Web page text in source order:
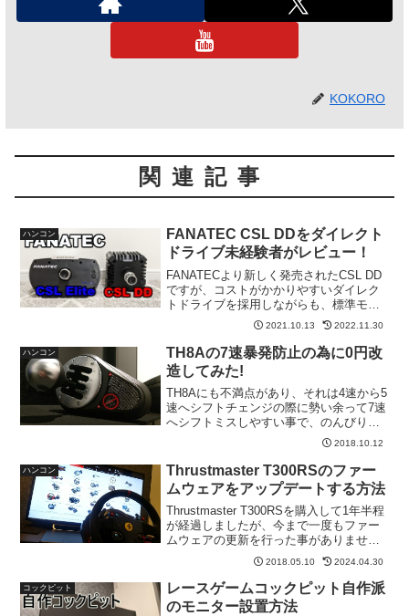
KOKORO
関連記事
ハンコン
FANATEC CSL DDをダイレクト
ドライブ未経験者がレビュー！
FANATECより新しく発売されたCSL DD
ですが、コストがかかりやすいダイレク
トドライブを採用しながらも、標準モデ
ルは56,100円とかなりリーズナブルな価
格設定となっており、購入を検討されて
いる方も多いのではないでしょうか?
2021.10.13 2022.11.30
ハンコン
TH8Aの7速暴発防止の為に0円改
造してみた!
TH8Aにも不満点があり、それは4速から5
速へシフトチェンジの際に勢い余って7速
へシフトミスしやすい事で、のんびり走
る時はシフトを意識しながらギアチェン
ジ出来るのでまだ良いのですが、本気で
走るとつい力みすぎて7速へ暴発してしま
いストレスになります。
2018.10.12
ハンコン
Thrustmaster T300RSのファー
ムウェアをアップデートする方法
Thrustmaster T300RSを購入して1年半程
が経過しましたが、今まで一度もファー
ムウェアの更新を行った事がありません
でした。更新しなかった理由はそのまま
でも特に不具合を感じる事が無かった事
と、何となくめんどくさいと思っていた
からです。
2018.05.10 2024.04.30
コックピット
レースゲームコックピット自作派
のモニター設置方法